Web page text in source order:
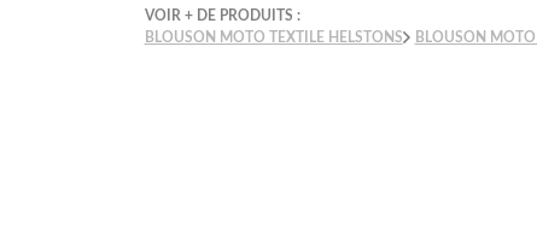
VOIR + DE PRODUITS :
BLOUSON MOTO TEXTILE HELSTONS
BLOUSON